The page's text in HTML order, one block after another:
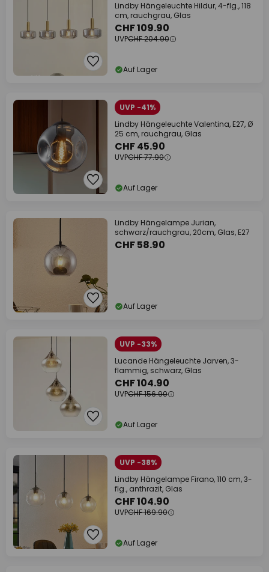
Lindby Hängeleuchte Hildur, 4-flg., 118
cm, rauchgrau, Glas
CHF 109.90
UVPCHF 204.90
Auf Lager
UVP -41%
Lindby Hängeleuchte Valentina, E27, Ø
25 cm, rauchgrau, Glas
CHF 45.90
UVPCHF 77.90
Auf Lager
Lindby Hängelampe Jurian,
schwarz/rauchgrau, 20cm, Glas, E27
CHF 58.90
Auf Lager
UVP -33%
Lucande Hängeleuchte Jarven, 3-
flammig, schwarz, Glas
CHF 104.90
UVPCHF 156.90
Auf Lager
UVP -38%
Lindby Hängelampe Firano, 110 cm, 3-
flg., anthrazit, Glas
CHF 104.90
UVPCHF 169.90
Auf Lager